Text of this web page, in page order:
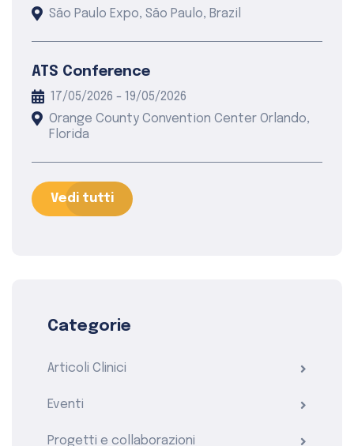
São Paulo Expo, São Paulo, Brazil
ATS Conference
17/05/2026 - 19/05/2026
Orange County Convention Center Orlando,
Florida
Vedi tutti
Categorie
Articoli Clinici
Eventi
Progetti e collaborazioni